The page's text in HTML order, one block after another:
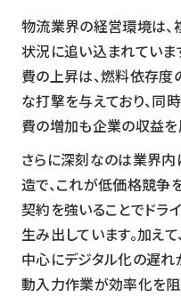
物流業界の経営環境は、
状況に追い込まれていま
費の上昇は、燃料依存度
な打撃を与えており、同
費の増加も企業の収益を
さらに深刻なのは業界
造で、これが低価格競争
契約を強いることでドラ
生み出しています。加え
中心にデジタル化の遅れ
動入力作業が効率化を阻